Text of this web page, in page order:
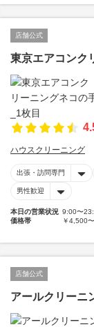
店舗公式
東京エアコンク
ハウスクリーニング
出張・訪問専門
男性歓迎
本日の営業状況 9:00〜
価格帯
￥4,500
店舗公式
アールクリーニ